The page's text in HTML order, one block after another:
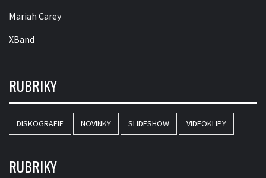
Mariah Carey
XBand
RUBRIKY
DISKOGRAFIE NOVINKY SLIDESHOW VIDEOKLIPY
RUBRIKY